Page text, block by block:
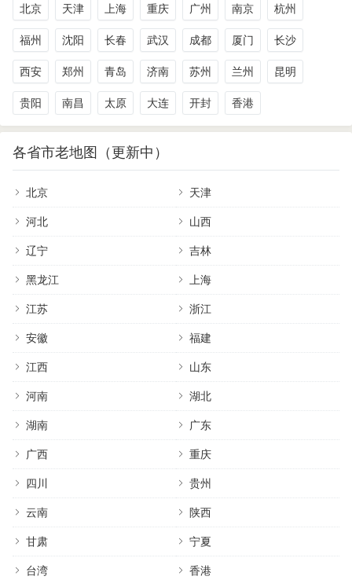
北京 天津 上海 重庆 广州 南京 杭州
福州 沈阳 长春 武汉 成都 厦门 长沙
西安 郑州 青岛 济南 苏州 兰州 昆明
贵阳 南昌 太原 大连 开封 香港
各省市老地图（更新中）
北京 天津
河北 山西
辽宁 吉林
黑龙江 上海
江苏 浙江
安徽 福建
江西 山东
河南 湖北
湖南 广东
广西 重庆
四川 贵州
云南 陕西
甘肃 宁夏
台湾 香港